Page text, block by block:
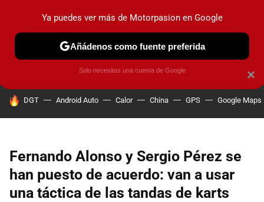
PRUEBAS COCHES ELÉCTRICOS OBSERVATORIO
HOY SE HABLA DE
DGT Android Auto Calor China GPS Google Maps
Fernando Alonso y Sergio Pérez se
han puesto de acuerdo: van a usar
una táctica de las tandas de karts
×
Ya puedes ver más de Motorpasion en Google
Añádenos como fuente preferida
Solo necesitas una cuenta de Google